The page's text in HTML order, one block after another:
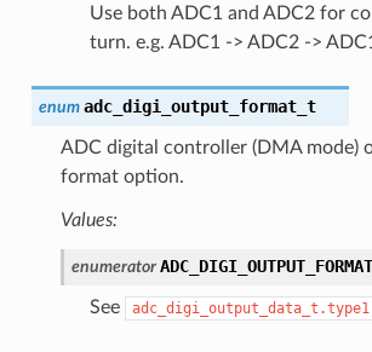
Use both ADC1 and ADC2 for
turn. e.g. ADC1 -> ADC2 ->
enum adc_digi_output_format_t
ADC digital controller (DMA mode)
format option.
Values:
enumerator
See adc_digi_output_data_t.type1